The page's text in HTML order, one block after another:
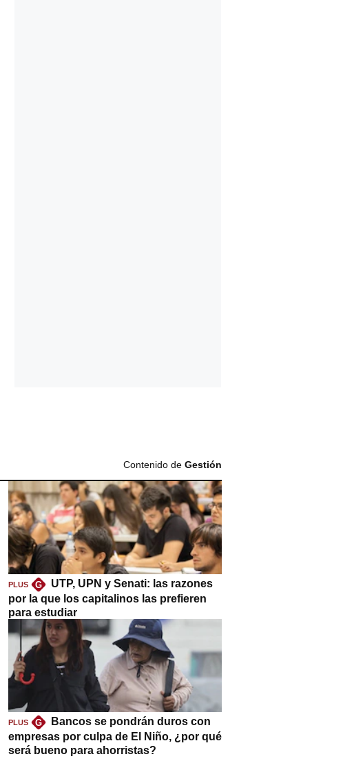
Contenido de Gestión
PLUS G
UTP, UPN y Senati: las razones
por la que los capitalinos las prefieren
para estudiar
PLUS G
Bancos se pondrán duros con
empresas por culpa de El Niño, ¿por qué
será bueno para ahorristas?